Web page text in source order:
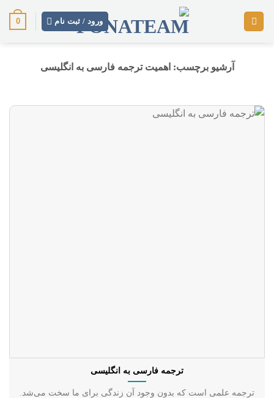
ورود / ثبت نام 0
آرشیو برچسب: اهمیت ترجمه فارسی به انگلیسی
ترجمه فارسی به انگلیسی
ترجمه علمی است که بدون وجود آن زندگی برای ما سخت می‌شد.